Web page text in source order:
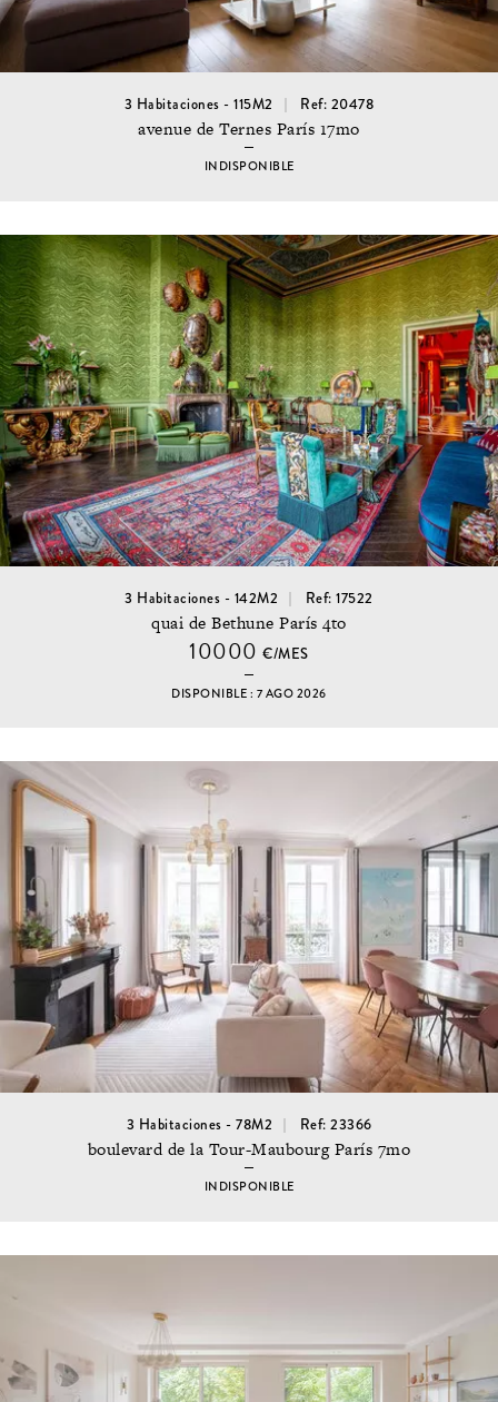
3 Habitaciones - 115M2 Ref: 20478
avenue de Ternes París 17mo
INDISPONIBLE
3 Habitaciones - 142M2 Ref: 17522
quai de Bethune París 4to
10000€/MES
DISPONIBLE : 7 AGO 2026
3 Habitaciones - 78M2 Ref: 23366
boulevard de la Tour-Maubourg París 7mo
INDISPONIBLE